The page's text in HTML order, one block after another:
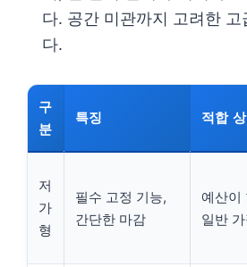
다. 공간 미관까지 고려한 고
다.
구
분
특징 적합
저
가
형
필수 고정 기능,
간단한 마감
예산이
일반 가